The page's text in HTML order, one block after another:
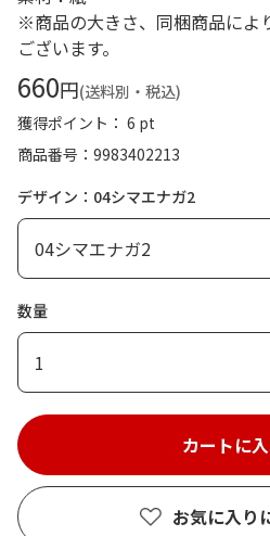
※商品の大きさ、同梱商品によ
ございます。
660円(送料別・税込)
獲得ポイント： 6 pt
商品番号
9983402213
デザイン：04シマエナガ2
数量
1
お気に入り